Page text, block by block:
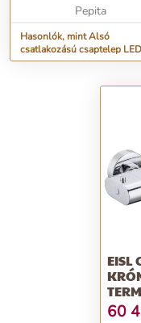
Pepita
Hasonlók, mint Alsó
csatlakozású csaptelep LED
kijelzővel és tusrózsával
EISL
60